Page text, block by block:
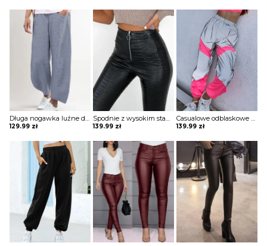
Długa nogawka luźne dresowe szerokie jednolite bez wzoru ściągacz wiązane kieszenie casual spodnie Klaarke
129.99 zł
Spodnie z wysokim stanem ze sztucznej skóry Melantha
139.99 zł
Casualowe odblaskowe spodnie dresowe colorblock szorty Deonna
139.99 zł